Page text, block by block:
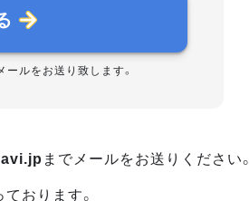
ルをお送り致します。
までメールをお送りください。
おります。